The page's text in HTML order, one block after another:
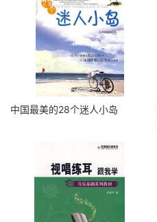
中国最美的28个迷人小岛